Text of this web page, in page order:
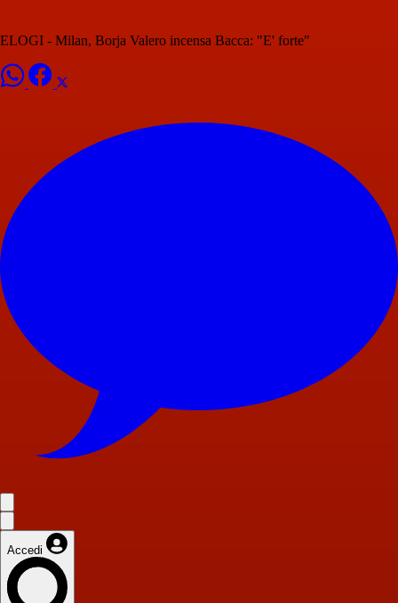
ELOGI - Milan, Borja Valero incensa Bacca: "E' forte"
Accedi